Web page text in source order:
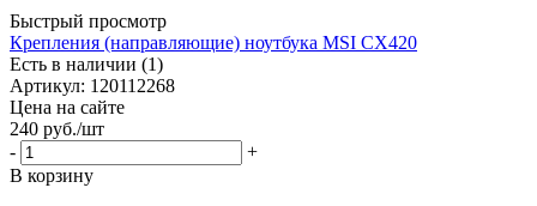
Быстрый просмотр
Крепления (направляющие) ноутбука MSI CX420
Есть в наличии (1)
Артикул: 120112268
Цена на сайте
240 руб./шт
-
+
В корзину